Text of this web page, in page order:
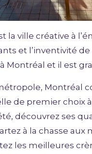
la ville créative à
et l’inventivité
Montréal et il est
Montréal
de premier choix
découvrez ses
à la chasse aux
les meilleures